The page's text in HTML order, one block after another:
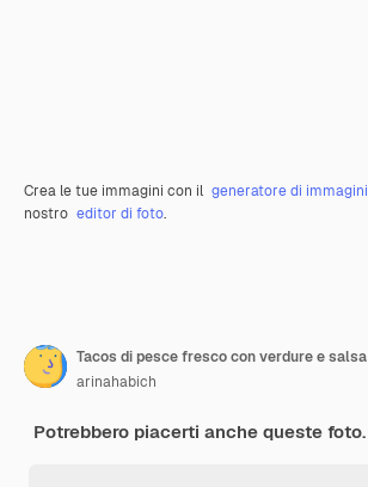
Crea le tue immagini con il generatore di immagini
nostro editor di foto.
arinahabich
Potrebbero piacerti anche queste foto.